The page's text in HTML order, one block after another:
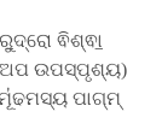
ଵିଶ୍ଵା॒
(ଅପ ଉପସ୍ପୃଶ୍ୟ)
ପାଗ୍​ମ୍